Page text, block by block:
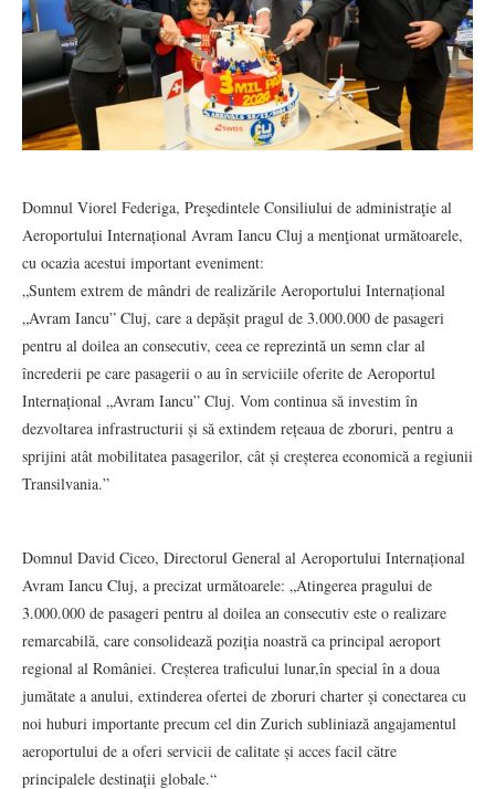
Domnul Viorel Federiga, Preşedintele Consiliului de administraţie al
Aeroportului Internațional Avram Iancu Cluj a menţionat următoarele,
cu ocazia acestui important eveniment:
„Suntem extrem de mândri de realizările Aeroportului Internațional
„Avram Iancu” Cluj, care a depășit pragul de 3.000.000 de pasageri
pentru al doilea an consecutiv, ceea ce reprezintă un semn clar al
încrederii pe care pasagerii o au în serviciile oferite de Aeroportul
Internațional „Avram Iancu” Cluj. Vom continua să investim în
dezvoltarea infrastructurii și să extindem rețeaua de zboruri, pentru a
sprijini atât mobilitatea pasagerilor, cât și creșterea economică a regiunii
Transilvania.”
Domnul David Ciceo, Directorul General al Aeroportului Internațional
Avram Iancu Cluj, a precizat următoarele: „Atingerea pragului de
3.000.000 de pasageri pentru al doilea an consecutiv este o realizare
remarcabilă, care consolidează poziția noastră ca principal aeroport
regional al României. Creșterea traficului lunar,în special în a doua
jumătate a anului, extinderea ofertei de zboruri charter și conectarea cu
noi huburi importante precum cel din Zurich subliniază angajamentul
aeroportului de a oferi servicii de calitate și acces facil către
principalele destinații globale.“